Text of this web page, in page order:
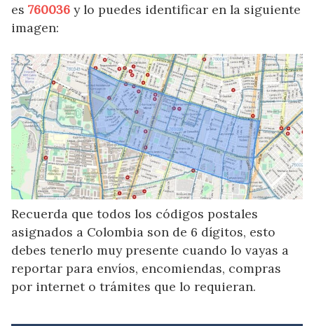
es 760036 y lo puedes identificar en la siguiente
imagen:
Recuerda que todos los códigos postales
asignados a Colombia son de 6 dígitos, esto
debes tenerlo muy presente cuando lo vayas a
reportar para envíos, encomiendas, compras
por internet o trámites que lo requieran.